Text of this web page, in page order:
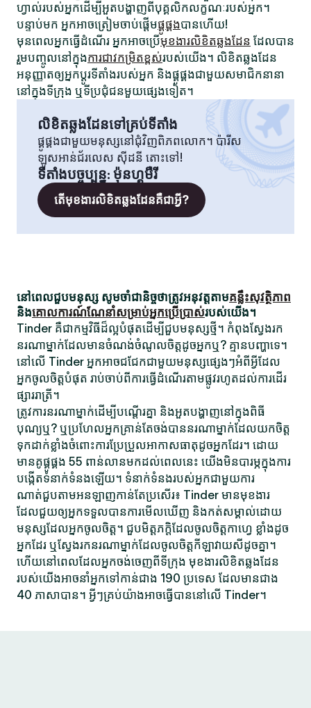
ហ្វាល់របស់អ្នកដើម្បីអួតបង្ហាញពីបុគ្គលិកលក្ខណៈរបស់អ្នក។
បន្ទាប់មក អ្នកអាចត្រៀមចាប់ផ្តើមផ្គូផ្គងបានហើយ!
មុនពេលអ្នកធ្វើដំណើរ អ្នកអាចប្រើមុខងារលិខិតឆ្លងដែន ដែលបាន
រួមបញ្ចូលនៅក្នុងការជាវកម្រិតខ្ពស់របស់យើង។ លិខិតឆ្លងដែន
អនុញ្ញាតឲ្យអ្នកប្តូរទីតាំងរបស់អ្នក និងផ្គូផ្គងជាមួយសមាជិកនានា
នៅក្នុងទីក្រុង ឬទីប្រជុំជនមួយផ្សេងទៀត។
លិខិតឆ្លងដែនទៅគ្រប់ទីតាំង
ផ្គូផ្គងជាមួយមនុស្សនៅជុំវិញពិភពលោក។ ប៉ារីស
ឡូសអាន់ជ័រលេស ស៊ីដនី តោះទៅ!
ទីតាំងបច្ចុប្បន្ន: ម៉ុនហ្គូមឺរី
តើមុខងារលិខិតឆ្លងដែនគឺជាអ្វី?
នៅពេលជួបមនុស្ស សូមចាំជានិច្ចថាត្រូវអនុវត្តតាមគន្លឹះសុវត្ថិភាព
និងគោលការណ៍ណែនាំសម្រាប់អ្នកប្រើប្រាស់របស់យើង។
Tinder គឺជាកម្មវិធីដ៏ល្អបំផុតដើម្បីជួបមនុស្សថ្មី។ កំពុងស្វែងរក
នរណាម្នាក់ដែលមានចំណង់ចំណូលចិត្តដូចអ្នកឬ? គ្មានបញ្ហាទេ។
នៅលើ Tinder អ្នកអាចជជែកជាមួយមនុស្សផ្សេងៗអំពីអ្វីដែល
អ្នកចូលចិត្តបំផុត រាប់ចាប់ពីការធ្វើដំណើរតាមផ្លូវរហូតដល់ការដើរ
ផ្សាររាត្រី។
ត្រូវការនរណាម្នាក់ដើម្បីបណ្តើរគ្នា និងអួតបង្ហាញនៅក្នុងពិធី
បុណ្យឬ? ឬប្រហែលអ្នកគ្រាន់តែចង់បាននរណាម្នាក់ដែលយកចិត្ត
ទុកដាក់ខ្លាំងចំពោះការប្រែប្រួលអាកាសធាតុដូចអ្នកដែរ។ ដោយ
មានគូផ្គូផ្គង 55 ពាន់លានមកដល់ពេលនេះ យើងមិនបារម្ភក្នុងការ
បង្កើតទំនាក់ទំនងឡើយ។ ទំនាក់ទំនងរបស់អ្នកជាមួយការ
ណាត់ជួបតាមអនឡាញកាន់តែប្រសើរ៖ Tinder មានមុខងារ
ដែលជួយឲ្យអ្នកទទួលបានការមើលឃើញ និងកត់សម្គាល់ដោយ
មនុស្សដែលអ្នកចូលចិត្ត។ ជួបមិត្តភក្តិដែលចូលចិត្តកាហ្វេ ខ្លាំងដូច
អ្នកដែរ ឬស្វែងរកនរណាម្នាក់ដែលចូលចិត្តកីឡាវាយសីដូចគ្នា។
ហើយនៅពេលដែលអ្នកចង់ចេញពីទីក្រុង មុខងារលិខិតឆ្លងដែន
របស់យើងអាចនាំអ្នកទៅកាន់ជាង 190 ប្រទេស ដែលមានជាង
40 ភាសាបាន។ អ្វីៗគ្រប់យ៉ាងអាចធ្វើបាននៅលើ Tinder។